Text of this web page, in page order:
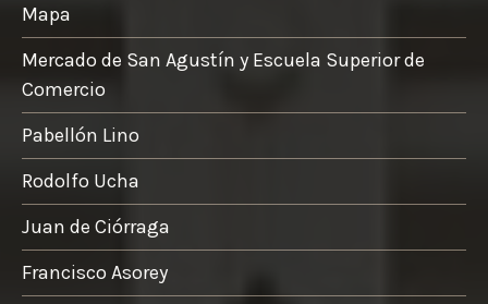
Mapa
Mercado de San Agustín y Escuela Superior de
Comercio
Pabellón Lino
Rodolfo Ucha
Juan de Ciórraga
Francisco Asorey